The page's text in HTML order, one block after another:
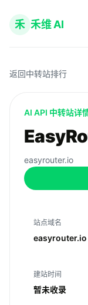
禾 禾维 AI
返回中转站排行
AI API 中转站详
easyrouter.io
站点域名
easyrouter.io
建站时间
暂未收录